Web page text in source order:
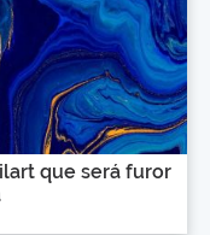
que será furor